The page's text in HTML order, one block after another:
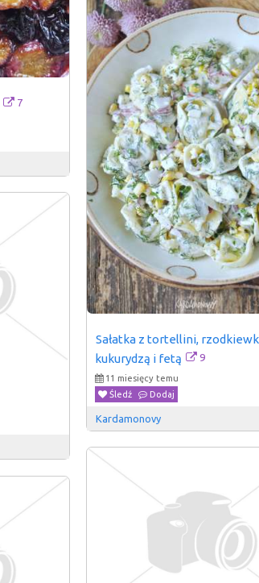
7
Sałatka z tortellini,
kukurydzą i fetą
9
11 miesięcy temu
Śledź
Dodaj
Kardamonovy